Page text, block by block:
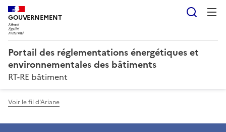
GOUVERNEMENT
Portail des réglementations énergétiques et
environnementales des bâtiments
RT-RE bâtiment
Voir le fil d'Ariane